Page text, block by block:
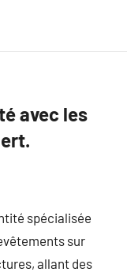
avec les
spécialisée
sur
allant des